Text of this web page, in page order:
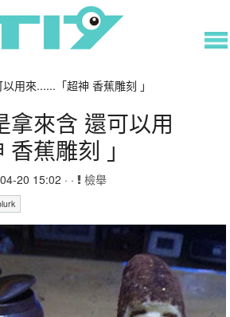
用來......「超神 香蕉雕刻 」
拿來含 還可以用
蕉雕刻 」
20 15:02 · · 檢舉